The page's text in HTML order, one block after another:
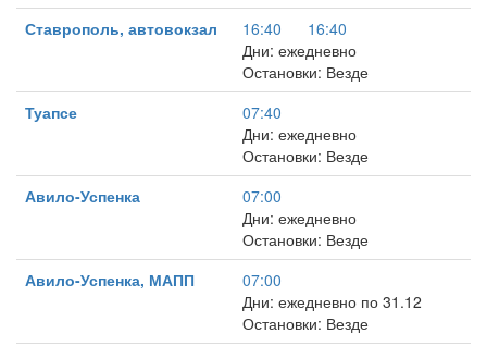
Ставрополь, автовокзал
16:40
16:40
Дни: ежедневно
Остановки: Везде
Туапсе
07:40
Дни: ежедневно
Остановки: Везде
Авило-Успенка
07:00
Дни: ежедневно
Остановки: Везде
Авило-Успенка, МАПП
07:00
Дни: ежедневно по 31.12
Остановки: Везде